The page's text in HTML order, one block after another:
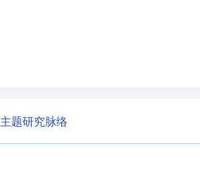
主题研究脉络